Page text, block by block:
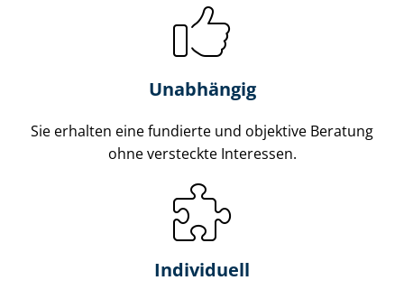
Unabhängig
Sie erhalten eine fundierte und objektive Beratung
ohne versteckte Interessen.
Individuell